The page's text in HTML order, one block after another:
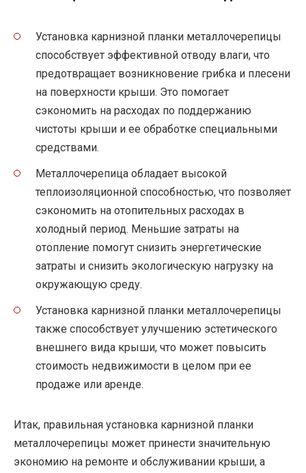
Установка карнизной планки металлочерепицы
способствует эффективной отводу влаги, что
предотвращает возникновение грибка и плесени
на поверхности крыши. Это помогает
сэкономить на расходах по поддержанию
чистоты крыши и ее обработке специальными
средствами.
Металлочерепица обладает высокой
теплоизоляционной способностью, что позволяет
сэкономить на отопительных расходах в
холодный период. Меньшие затраты на
отопление помогут снизить энергетические
затраты и снизить экологическую нагрузку на
окружающую среду.
Установка карнизной планки металлочерепицы
также способствует улучшению эстетического
внешнего вида крыши, что может повысить
стоимость недвижимости в целом при ее
продаже или аренде.
Итак, правильная установка карнизной планки
металлочерепицы может принести значительную
экономию на ремонте и обслуживании крыши, а